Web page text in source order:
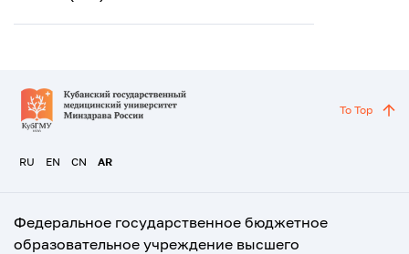
RU EN CN AR
To Top
Федеральное государственное бюджетное
образовательное учреждение высшего